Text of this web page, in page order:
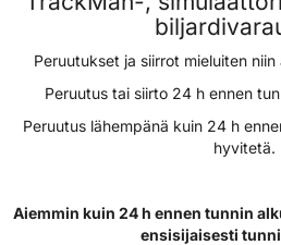
Peruutukset ja siirrot mieluiten
Peruutus tai siirto 24 h ennen
Peruutus lähempänä kuin 24 h
hyvitetä.
Aiemmin kuin 24 h ennen tunnin
ensisijaisesti